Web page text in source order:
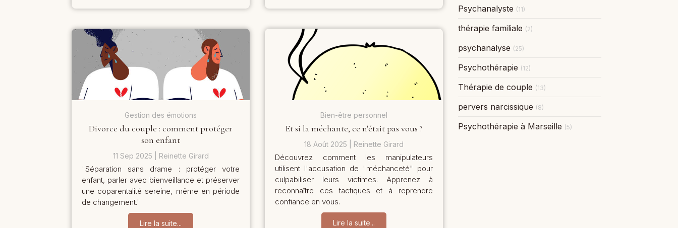
Gestion des émotions
Divorce du couple : comment protéger
son enfant
11 Sep 2025 Reinette Girard
"Séparation sans drame : protéger votre
enfant, parler avec bienveillance et préserver
une coparentalité sereine, même en période
de changement."
Lire la suite...
Bien-être personnel
Et si la méchante, ce n'était pas vous ?
18 Août 2025 Reinette Girard
Découvrez comment les manipulateurs
utilisent l'accusation de "méchanceté" pour
culpabiliser leurs victimes. Apprenez à
reconnaître ces tactiques et à reprendre
confiance en vous.
Lire la suite...
Psychanalyste (11)
thérapie familiale (2)
psychanalyse (25)
Psychothérapie (12)
Thérapie de couple (13)
pervers narcissique (8)
Psychothérapie à Marseille (5)